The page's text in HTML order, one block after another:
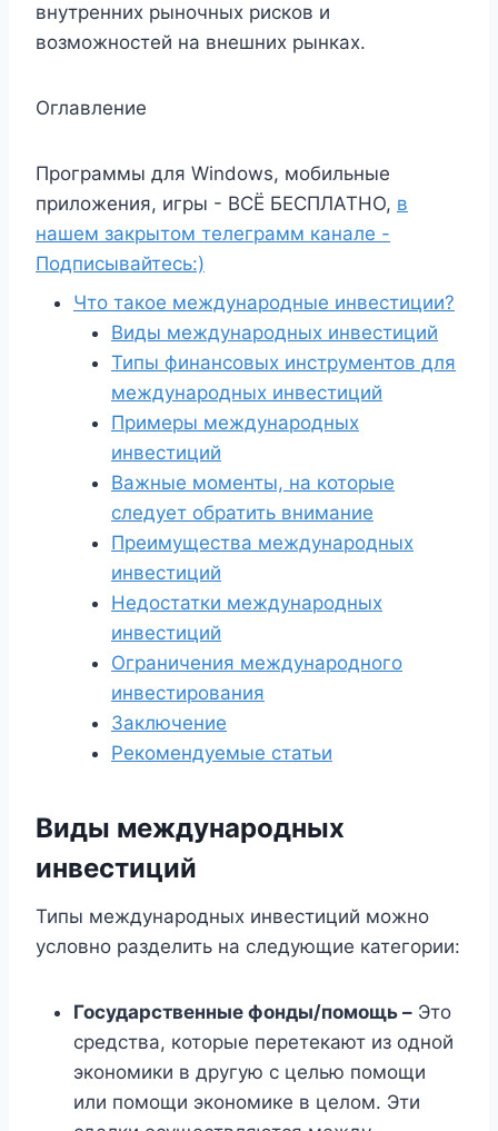
внутренних рыночных рисков и
возможностей на внешних рынках.
Оглавление
Программы для Windows, мобильные
приложения, игры - ВСЁ БЕСПЛАТНО, в
нашем закрытом телеграмм канале -
Подписывайтесь:)
Что такое международные инвестиции?
Виды международных инвестиций
Типы финансовых инструментов для
международных инвестиций
Примеры международных
инвестиций
Важные моменты, на которые
следует обратить внимание
Преимущества международных
инвестиций
Недостатки международных
инвестиций
Ограничения международного
инвестирования
Заключение
Рекомендуемые статьи
Виды международных
инвестиций
Типы международных инвестиций можно
условно разделить на следующие категории:
Государственные фонды/помощь – Это
средства, которые перетекают из одной
экономики в другую с целью помощи
или помощи экономике в целом. Эти